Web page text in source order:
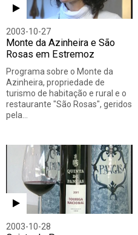
2003-10-27
Monte da Azinheira e São
Rosas em Estremoz
Programa sobre o Monte da
Azinheira, propriedade de
turismo de habitação e rural e o
restaurante "São Rosas", geridos
pela…
2003-10-28